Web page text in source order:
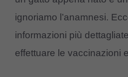
ignoriamo l’anamnesi.
informazioni più
effettuare le vaccinazioni